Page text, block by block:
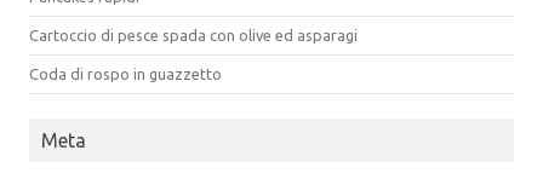
Cartoccio di pesce spada con olive ed asparagi
Coda di rospo in guazzetto
Meta